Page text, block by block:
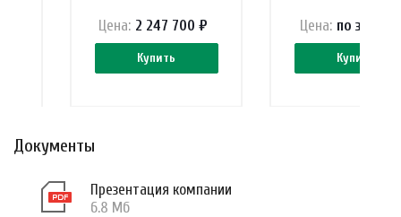
Купить
Цена: 2 247 700 ₽
Купить
Цена: по зап
Документы
Презентация компании
6.8 Мб